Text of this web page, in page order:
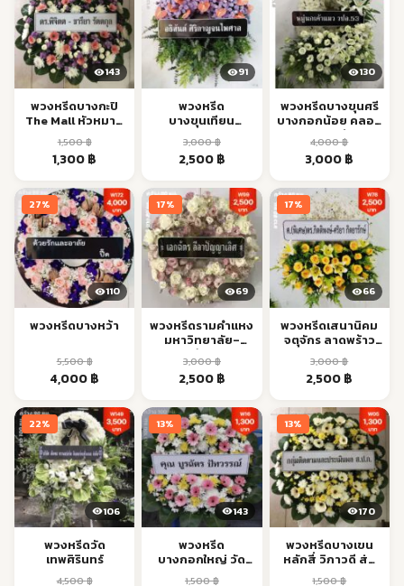
143
พวงหรีดบางกะปิ
The Mall หัวหมาก
ส่งด่วน
1,500฿
Original
was:
1,500 ฿.
1,300฿
is:
1,300 ฿.
91
พวงหรีด
บางขุนเทียน
ชายทะเล กทม. ส่ง
ด่วน 24 ชม.
3,000฿
Original
was:
3,000 ฿.
2,500฿Current
is:
2,500 ฿.
130
พวงหรีดบางขุนศรี
บางกอกน้อย คลอง
บางกอกน้อย
4,000฿
Original
was:
4,000 ฿.
3,000฿
is:
3,000 ฿.
27%
110
พวงหรีดบางหว้า
5,500฿
Original
was:
5,500 ฿.
4,000฿
is:
4,000 ฿.
17%
69
พวงหรีดรามคำแหง
มหาวิทยาลัย–
ม.รามคำแหง ส่ง
ด่วน
3,000฿
Original
was:
3,000 ฿.
2,500฿Current
is:
2,500 ฿.
17%
66
พวงหรีดเสนานิคม
จตุจักร ลาดพร้าว
ส่งตรงเวลา
3,000฿
Original
was:
3,000 ฿.
2,500฿
is:
2,500 ฿.
22%
106
พวงหรีดวัด
เทพศิรินทร์
4,500฿
13%
143
พวงหรีด
บางกอกใหญ่ วัด
อรุณ เจริญนคร ส่ง
1,500฿
13%
170
พวงหรีดบางเขน
หลักสี่ วิภาวดี ส่ง
ด่วน
1,500฿